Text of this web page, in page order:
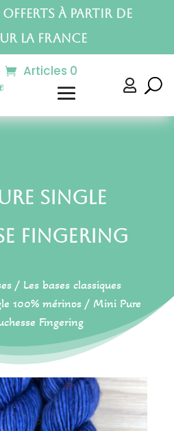
offerts à partir de
la France
Articles 0

Single
Fingering
/ Les bases classiques
100% mérinos / Mini Pure
Fingering